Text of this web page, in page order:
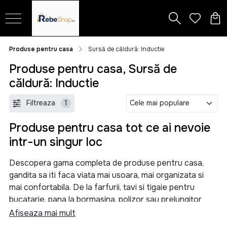
Produse pentru casa Sursă de căldură: Inductie
Produse pentru casa, Sursă de
căldură: Inductie
Filtreaza 1
Produse pentru casa tot ce ai nevoie
intr-un singur loc
Descopera gama completa de produse pentru casa,
gandita sa iti faca viata mai usoara, mai organizata si
mai confortabila. De la farfurii, tavi si tigaie pentru
bucatarie, pana la bormasina, polizor sau prelungitor
pentru proiectele tale, aici gasesti solutii practice
Afiseaza mai mult